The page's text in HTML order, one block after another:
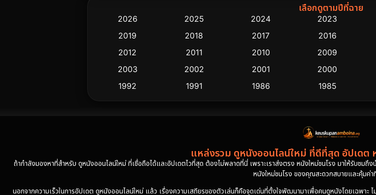
เลือกดูตามปีที่ฉาย
2026 2025 2024 2023
2019
2018 2017 2016
2012
2011 2010 2009
2003
2002 2001 2000
1992
1991 1986 1985
แหล่งรวม ดูหนังออนไลน์ใหม่ ที่ดีที่สุด อัปเดต
ถ้ากำลังมองหาที่สำหรับ ดูหนังออนไลน์ใหม่ ที่เชื่อถือได้และอัปเดตไวที่สุด ต้องไม่พลาดที่นี่ เพราะเราส่งตรง หนังใหม่ชนโรง มาให้รับชม
หนังใหม่ชนโรง ของคุณสะดวกสบายและคุ้มค่า
นอกจากความเร็วในการอัปเดต ดูหนังออนไลน์ใหม่ แล้ว เรื่องความเสถียรของตัวเล่นก็คือจุดเด่นที่ตั้งใจพัฒนามาเพื่อคนดูหนังโดยเฉพาะ